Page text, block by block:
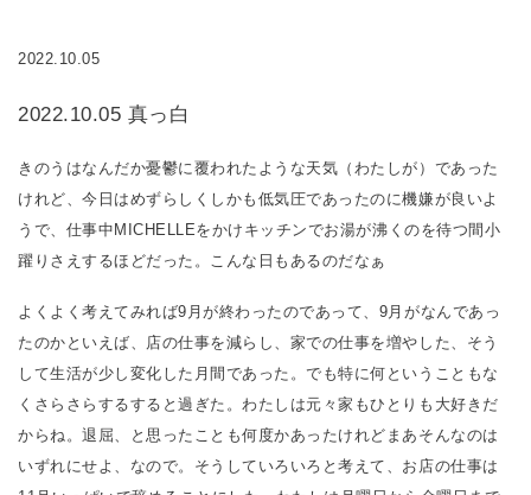
2022.10.05
2022.10.05 真っ白
きのうはなんだか憂鬱に覆われたような天気（わたしが）であった
けれど、今日はめずらしくしかも低気圧であったのに機嫌が良いよ
うで、仕事中MICHELLEをかけキッチンでお湯が沸くのを待つ間小
躍りさえするほどだった。こんな日もあるのだなぁ
よくよく考えてみれば9月が終わったのであって、9月がなんであっ
たのかといえば、店の仕事を減らし、家での仕事を増やした、そう
して生活が少し変化した月間であった。でも特に何ということもな
くさらさらするすると過ぎた。わたしは元々家もひとりも大好きだ
からね。退屈、と思ったことも何度かあったけれどまあそんなのは
いずれにせよ、なので。そうしていろいろと考えて、お店の仕事は